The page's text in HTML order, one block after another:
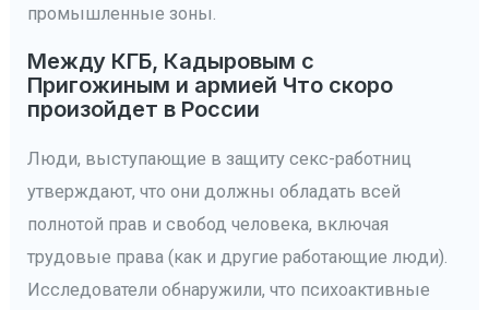
промышленные зоны.
Между КГБ, Кадыровым с
Пригожиным и армией Что скоро
произойдет в России
Люди, выступающие в защиту секс-работниц
утверждают, что они должны обладать всей
полнотой прав и свобод человека, включая
трудовые права (как и другие работающие люди).
Исследователи обнаружили, что психоактивные